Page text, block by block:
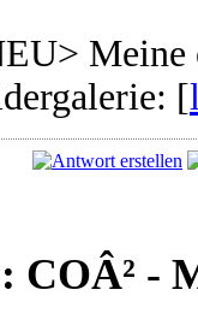
Meine
[
COÂ² -